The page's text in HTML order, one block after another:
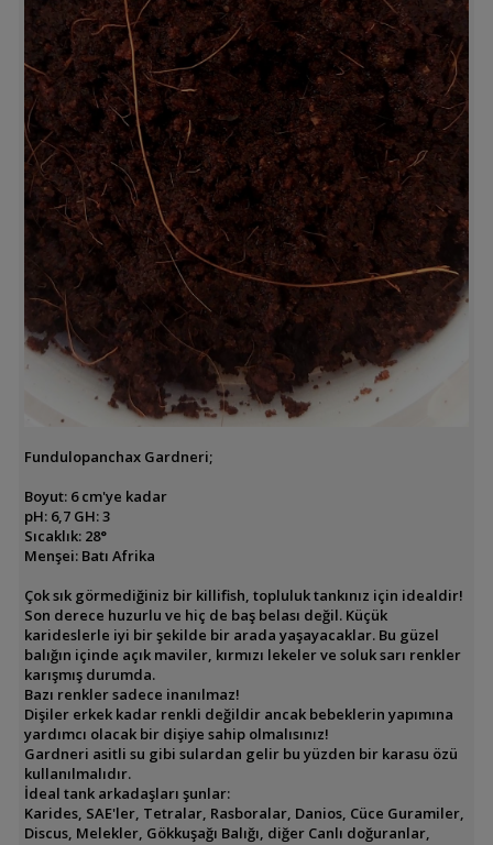
Fundulopanchax Gardneri;
Boyut: 6 cm'ye kadar
pH: 6,7 GH: 3
Sıcaklık: 28°
Menşei: Batı Afrika
Çok sık görmediğiniz bir killifish, topluluk tankınız için idealdir!
Son derece huzurlu ve hiç de baş belası değil. Küçük
karideslerle iyi bir şekilde bir arada yaşayacaklar. Bu güzel
balığın içinde açık maviler, kırmızı lekeler ve soluk sarı renkler
karışmış durumda.
Bazı renkler sadece inanılmaz!
Dişiler erkek kadar renkli değildir ancak bebeklerin yapımına
yardımcı olacak bir dişiye sahip olmalısınız!
Gardneri asitli su gibi sulardan gelir bu yüzden bir karasu özü
kullanılmalıdır.
İdeal tank arkadaşları şunlar:
Karides, SAE'ler, Tetralar, Rasboralar, Danios, Cüce Guramiler,
Discus, Melekler, Gökkuşağı Balığı, diğer Canlı doğuranlar,